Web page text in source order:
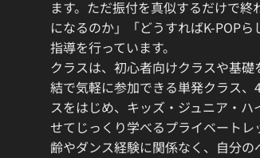
ます。ただ振付を真似するだけで
になるのか」「どうすればK-POP
指導を行っています。
クラスは、初心者向けクラスや基
結で気軽に参加できる単発クラス
スをはじめ、キッズ・ジュニア・
せてじっくり学べるプライベート
齢やダンス経験に関係なく、自分